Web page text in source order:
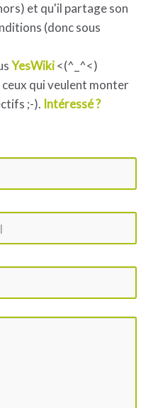
et qu'il partage son
(donc sous
YesWiki<(^_^<)
qui veulent monter
;-). Intéressé ?